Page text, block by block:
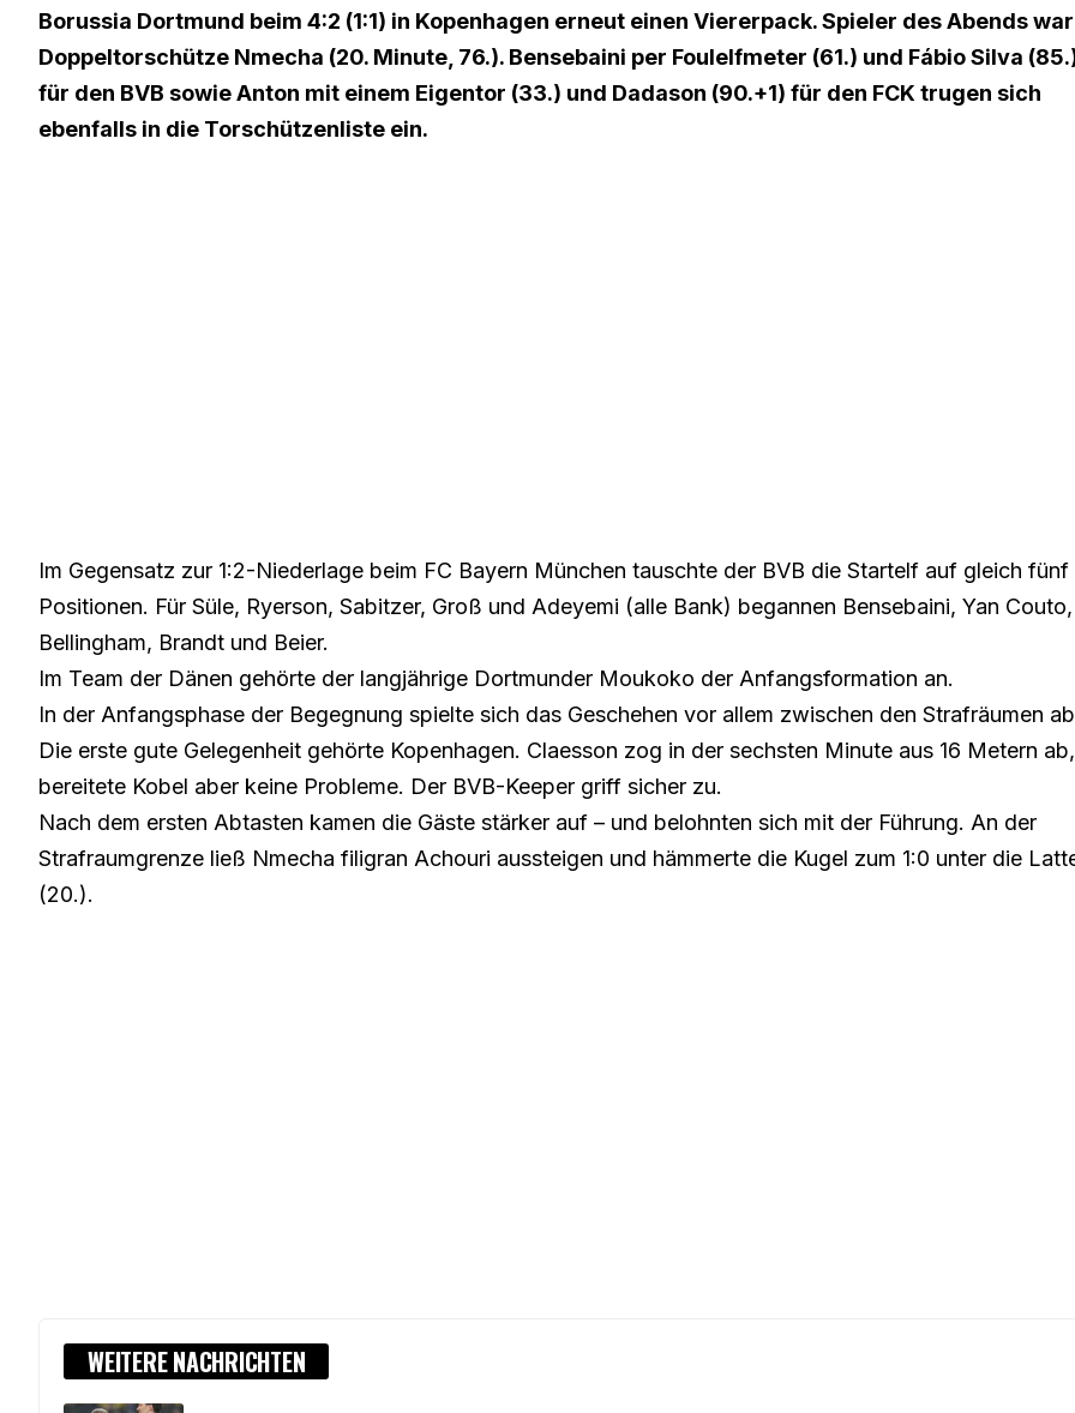
Borussia Dortmund beim 4:2 (1:1) in Kopenhagen erneut einen Viererpack. Spieler des Abends war
Doppeltorschütze Nmecha (20. Minute, 76.). Bensebaini per Foulelfmeter (61.) und Fábio Silva
für den BVB sowie Anton mit einem Eigentor (33.) und Dadason (90.+1) für den FCK trugen sich
ebenfalls in die Torschützenliste ein.
Im Gegensatz zur 1:2-Niederlage beim FC Bayern München tauschte der BVB die Startelf auf gleich fünf
Positionen. Für Süle, Ryerson, Sabitzer, Groß und Adeyemi (alle Bank) begannen Bensebaini, Yan Couto,
Bellingham, Brandt und Beier.
Im Team der Dänen gehörte der langjährige Dortmunder Moukoko der Anfangsformation an.
In der Anfangsphase der Begegnung spielte sich das Geschehen vor allem zwischen den Strafräumen
Die erste gute Gelegenheit gehörte Kopenhagen. Claesson zog in der sechsten Minute aus 16 Metern ab,
bereitete Kobel aber keine Probleme. Der BVB-Keeper griff sicher zu.
Nach dem ersten Abtasten kamen die Gäste stärker auf – und belohnten sich mit der Führung. An der
Strafraumgrenze ließ Nmecha filigran Achouri aussteigen und hämmerte die Kugel zum 1:0 unter die
(20.).
WEITERE NACHRICHTEN